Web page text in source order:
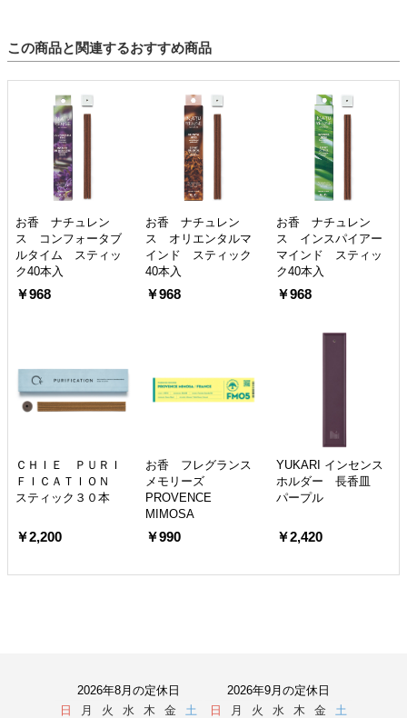
この商品と関連するおすすめ商品
お香 ナチュレン
ス コンフォータブ
ルタイム スティッ
ク40本入
￥968
お香 ナチュレン
ス オリエンタルマ
インド スティック
40本入
￥968
お香 ナチュレン
ス インスパイアー
マインド スティッ
ク40本入
￥968
ＣＨＩＥ ＰＵＲＩ
ＦＩＣＡＴＩＯＮ
スティック３０本
￥2,200
お香 フレグランス
メモリーズ
PROVENCE
MIMOSA
￥990
YUKARI インセンス
ホルダー 長香皿
パープル
￥2,420
2026年8月の定休日
日
月 火 水 木 金
土
2026年9月の定休日
日
月 火 水 木 金
土